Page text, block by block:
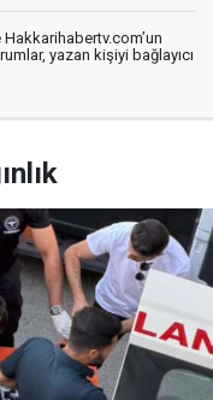
yazan kişiyi bağlayıcı